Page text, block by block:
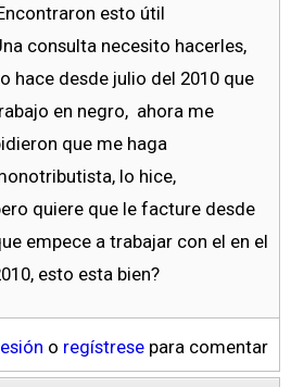
esto útil
consulta necesito hacerles,
hace desde julio del 2010 que
en negro, ahora me
que me haga
lo hice,
quiere que le facture desde
empece a trabajar con el en el
esto esta bien?
o regístrese para comentar